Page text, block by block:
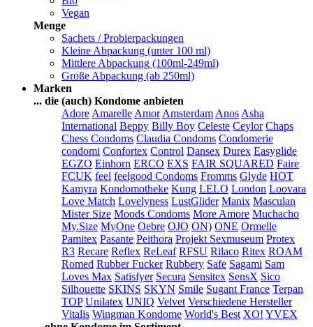
Vegan
Menge
Sachets / Probierpackungen
Kleine Abpackung (unter 100 ml)
Mittlere Abpackung (100ml-249ml)
Große Abpackung (ab 250ml)
Marken
... die (auch) Kondome anbieten
Adore Amarelle Amor Amsterdam Anos Asha
International Beppy Billy Boy Celeste Ceylor Chaps
Chess Condoms Claudia Condoms Condomerie
condomi Confortex Control Dansex Durex Easyglide
EGZO Einhorn ERCO EXS FAIR SQUARED Faire
FCUK feel feelgood Condoms Fromms Glyde HOT
Kamyra Kondomotheke Kung LELO London Loovara
Love Match Lovelyness LustGlider Manix Masculan
Mister Size Moods Condoms More Amore Muchacho
My.Size MyOne Oebre OJO ON) ONE Ormelle
Pamitex Pasante Peithora Projekt Sexmuseum Protex
R3 Recare Reflex ReLeaf RFSU Rilaco Ritex ROAM
Romed Rubber Fucker Rubbery Safe Sagami Sam
Loves Max Satisfyer Secura Sensitex SensX Sico
Silhouette SKINS SKYN Smile Sugant France Terpan
TOP Unilatex UNIQ Velvet Verschiedene Hersteller
Vitalis Wingman Kondome World's Best XO! YVEX